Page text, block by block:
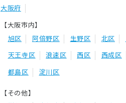
大阪府
【大阪市内】
旭区
阿倍野区 生野区 北区
天王寺区 浪速区 西区 西成区
都島区 淀川区
【その他】